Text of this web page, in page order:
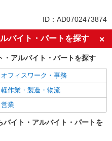
新卒・第二新卒歓迎
ミドル（40代～）活躍中
自転車通勤OK
社会保険あり
研修制度あり
未経験歓迎
ブランクOK
ID：AD0702473874
バイト・パートを探す
・アルバイト・パートを探す
オフィスワーク・事務
軽作業・製造・物流
営業
イト・アルバイト・パートを